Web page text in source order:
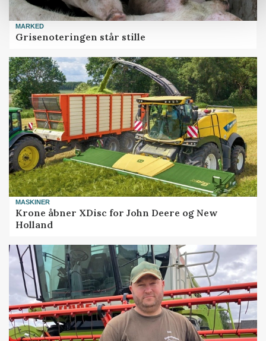
MARKED
Grisenoteringen står stille
MASKINER
Krone åbner XDisc for John Deere og New
Holland